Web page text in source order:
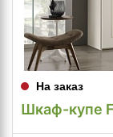
На заказ
Шкаф-купе